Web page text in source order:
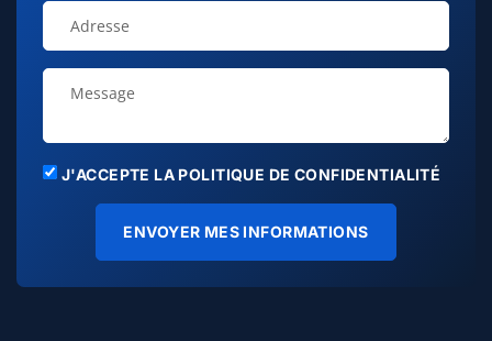
J'ACCEPTE LA POLITIQUE DE CONFIDENTIALITÉ
ENVOYER MES INFORMATIONS